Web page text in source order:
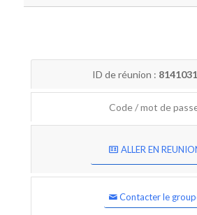
ID de réunion :
Code / mot de
ALLER EN
Contacter le